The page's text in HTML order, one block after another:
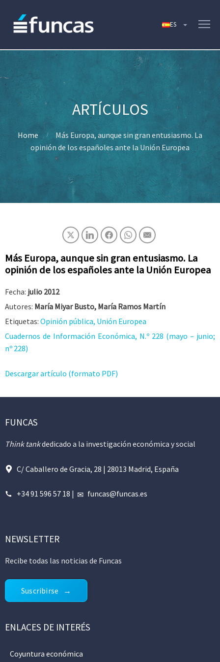
Home
Más Europa, aunque sin gran entusiasmo. La
opinión de los españoles ante la Unión Europea
Más Europa, aunque sin gran entusiasmo. La
opinión de los españoles ante la Unión Europea
Fecha: julio 2012
Autores: María Miyar Busto, María Ramos Martín
Etiquetas: Opinión pública, Unión Europea
Cuadernos de Información Económica, N.º 228 (mayo – junio;
nº 228)
Descargar artículo (formato PDF)
FUNCAS
Think tankdedicado a la investigación económica y social
C/ Caballero de Gracia, 28 | 28013 Madrid, España
+34 91 596 57 18 | funcas@funcas.es
NEWSLETTER
Recibe todas las noticias de Funcas
Suscribirse
ENLACES DE INTERÉS
Coyuntura económica